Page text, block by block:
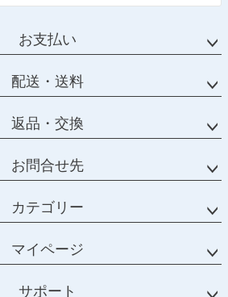
お支払い
配送・送料
返品・交換
お問合せ先
カテゴリー
マイページ
サポート